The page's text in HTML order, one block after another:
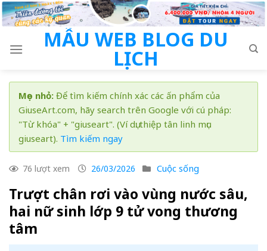
Skip
to
MẪU WEB BLOG DU
LỊCH
Mẹo nhỏ: Để tìm kiếm chính xác các ấn phẩm của
GiuseArt.com, hãy search trên Google với cú pháp:
"Từ khóa" + "giuseart". (Ví dụ: thiệp tân linh mục
giuseart). Tìm kiếm ngay
76 lượt xem 26/03/2026 Cuộc sống
Trượt chân rơi vào vùng nước sâu,
hai nữ sinh lớp 9 tử vong thương
tâm